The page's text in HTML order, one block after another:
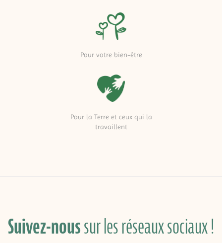
Pour votre bien-être
Pour la Terre et ceux qui la
travaillent
Suivez-noussur les réseaux sociaux !